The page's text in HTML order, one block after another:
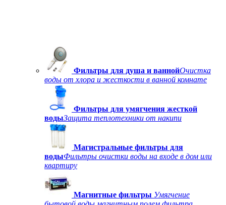
Фильтры для душа и ваннойОчистка
воды от хлора и жесткости в ванной комнате
Фильтры для умягчения жесткой
водыЗащита теплотехники от накипи
Магистральные фильтры для
водыФильтры очистки воды на входе в дом или
квартиру
Магнитные фильтры Умягчение